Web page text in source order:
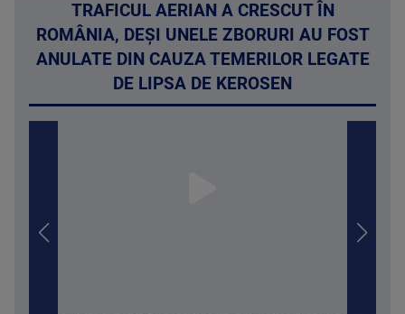
TRAFICUL AERIAN A CRESCUT ÎN
ROMÂNIA, DEȘI UNELE ZBORURI AU FOST
ANULATE DIN CAUZA TEMERILOR LEGATE
DE LIPSA DE KEROSEN